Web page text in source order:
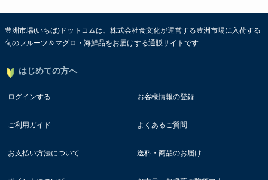
豊洲市場(いちば)ドットコムは、株式会社食文化が運営する豊洲市場に入荷する
旬のフルーツ＆マグロ・海鮮品をお届けする通販サイトです
はじめての方へ
ログインする お客様情報の登録
ご利用ガイド よくあるご質問
お支払い方法について 送料・商品のお届け